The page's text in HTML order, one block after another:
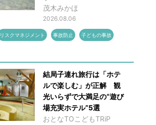
茂木みかほ
2026.08.06
リスクマネジメント 事故防止 子どもの事故
結局子連れ旅行は「ホテ
ルで楽しむ」が正解 観
光いらずで大満足の“遊び
場充実ホテル”5選
おとなTOこどもTRiP